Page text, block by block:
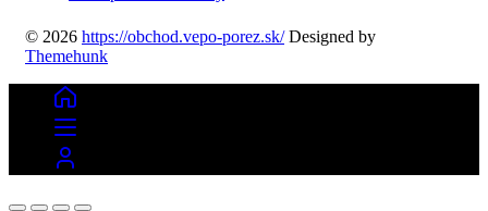
© 2026 https://obchod.vepo-porez.sk/ Designed by
Themehunk